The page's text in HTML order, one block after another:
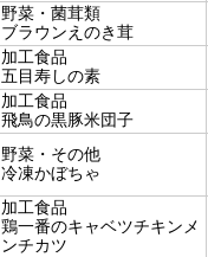
野菜・菌茸類
ブラウンえのき茸
加工食品
五目寿しの素
加工食品
飛鳥の黒豚米団子
野菜・その他
冷凍かぼちゃ
加工食品
鶏一番のキャベツチキンメ
ンチカツ